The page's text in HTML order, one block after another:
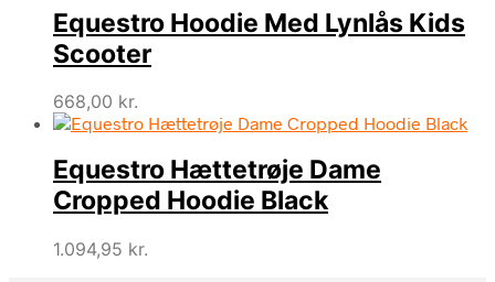
Equestro Hoodie Med Lynlås Kids
Scooter
668,00 kr.
Equestro Hættetrøje Dame
Cropped Hoodie Black
1.094,95 kr.